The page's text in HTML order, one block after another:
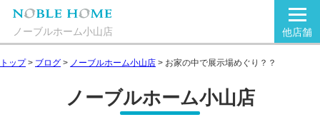
ノーブルホーム小山店 他店舗
トップ> ブログ > ノーブルホーム小山店 > お家の中で展示場めぐり？？
ノーブルホーム小山店